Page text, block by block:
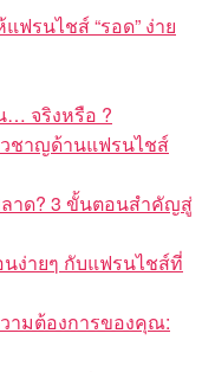
รนไชส์ “รอด” ง่าย
… จริงหรือ ?
วชาญด้านแฟรนไชส์
ลาด? 3 ขั้นตอนสำคัญสู่
นง่ายๆ กับแฟรนไชส์ที่
ามต้องการของคุณ: